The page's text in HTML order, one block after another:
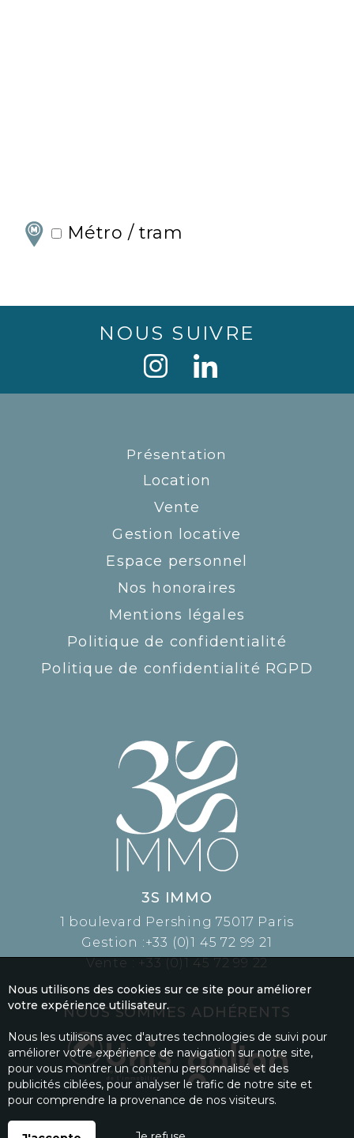
Métro / tram
NOUS SUIVRE
Présentation
Location
Vente
Gestion locative
Espace personnel
Nos honoraires
Mentions légales
Politique de confidentialité
Politique de confidentialité RGPD
3S IMMO
1 boulevard Pershing 75017 Paris
Gestion :+33 (0)1 45 72 99 21
Vente :+33 (0)1 45 72 99 22
NOUS SOMMES ADHÉRENTS
Nous utilisons des cookies sur ce site pour améliorer
votre expérience utilisateur.
Nous les utilisons avec d'autres technologies de suivi pour
améliorer votre expérience de navigation sur notre site,
pour vous montrer un contenu personnalisé et des
publicités ciblées, pour analyser le trafic de notre site et
pour comprendre la provenance de nos visiteurs.